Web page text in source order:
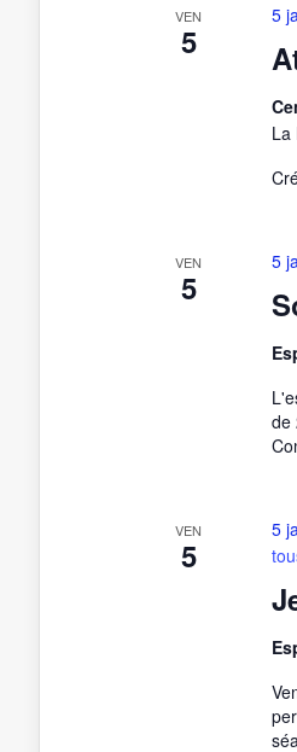
VEN
5
5
La
VEN
5
5
de
VEN
5
5